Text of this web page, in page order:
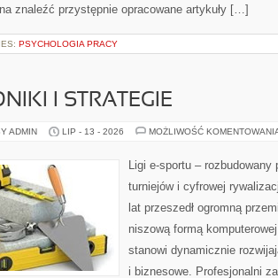
znaleźć przystępnie opracowane artykuły […]
PSYCHOLOGIA PRACY
I STRATEGIE
ADMIN LIP - 13 - 2026 MOŻLIWOŚĆ
Ligi e-sportu – rozbudowany
turniejów i cyfrowej
lat przeszedł ogromną
niszową formą
stanowi dynamicznie
i biznesowe. Profesjonalni